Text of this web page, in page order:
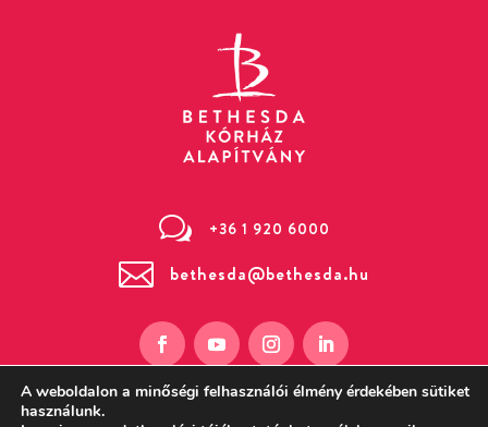
w +36 1 920 6000
 bethesda@bethesda.hu
A weboldalon a minőségi felhasználói élmény érdekében sütiket
használunk.